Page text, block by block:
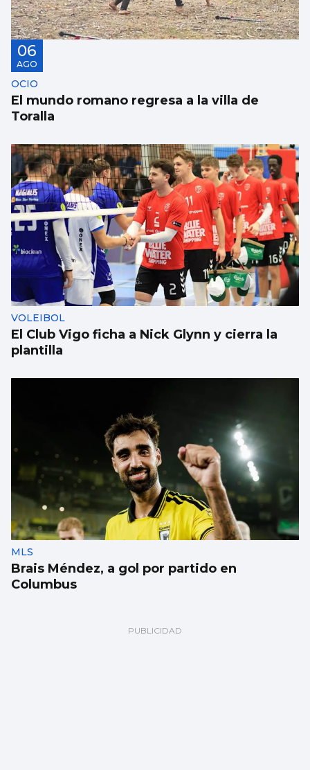
aviso del CNI”
06
AGO
OCIO
El mundo romano regresa a la villa de
Toralla
VOLEIBOL
El Club Vigo ficha a Nick Glynn y cierra la
plantilla
MLS
Brais Méndez, a gol por partido en
Columbus